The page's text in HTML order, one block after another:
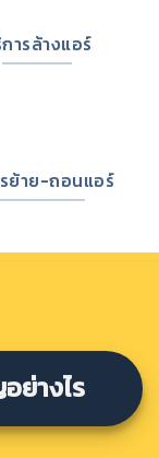
ารล้างแอร์
ย้าย-ถอนแอร์
ย่างไร